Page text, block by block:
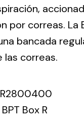
por correas. La
bancada
las correas.
BPT Box R